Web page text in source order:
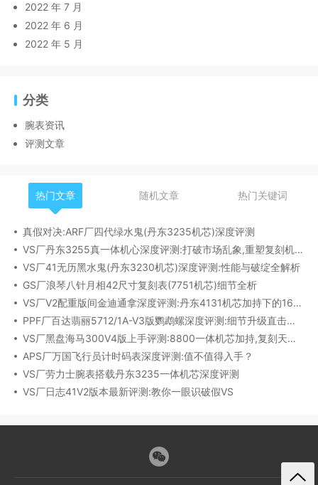
2022 年 7 月
2022 年 6 月
2022 年 5 月
分类
腕表资讯
评测文章
热门文章 随机文章 热门关键词
真假对决:ARF厂四代绿水鬼(丹东3235机芯)深度评测
VS厂丹东3255真一体机心深度评测:打破市场乱象,重塑复刻机芯新标杆​
VS厂41无历黑水鬼(丹东3230机芯)深度评测:性能与破绽全解析
GS厂浪琴八针月相42尺寸复刻表(7751机芯)细节全析
VS厂V2配重版间金迪通拿深度评测:丹东4131机芯加持下的165克精密之作​
PPF厂百达翡丽5712/1A-V3版鹦鹉螺深度评测:细节升级直击正品
VS厂黑盘海马300V4版上手评测:8800一体机芯加持,复刻天花板实至名归?
APS厂万国飞行员计时码表深度评测:值不值得入手？
VS厂劳力士腕表搭载丹东3235一体机芯深度评测
VS厂日志41V2版本最新评测:教你一眼识破假VS